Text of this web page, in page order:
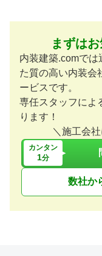
まずは
内装建築.comで
た質の高い内装会
ービスです。
専任スタッフによ
ります！
＼施工会
カンタン
1分
数社か